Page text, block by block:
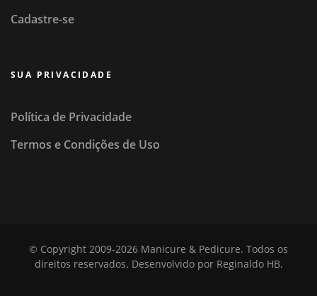
Cadastre-se
SUA PRIVACIDADE
Política de Privacidade
Termos e Condições de Uso
© Copyright 2009-2026 Manicure & Pedicure. Todos os
direitos reservados. Desenvolvido por Reginaldo HB.